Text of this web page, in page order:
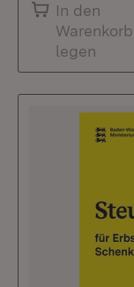
In den
Warenkorb
legen